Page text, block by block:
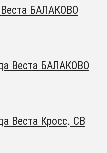
БАЛАКОВО
Веста БАЛАКОВО
Веста Кросс, СВ